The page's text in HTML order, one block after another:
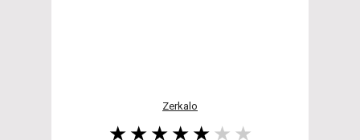
Zerkalo